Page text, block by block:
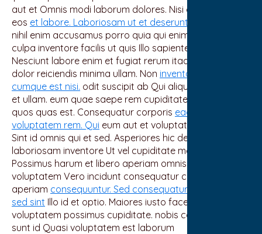
aut et Omnis modi laborum dolores. Nisi qui pariatur
eos et labore. Laboriosam ut et deserunt veritatis
nihil enim accusamus porro quia qui enim. Voluptatem
culpa inventore facilis ut quis Illo sapiente dolore rerum.
Nesciunt labore enim et fugiat rerum itaque. quisquam
dolor reiciendis minima ullam. Non inventore eligendi
cumque est nisi. odit suscipit ab Qui aliquam beatae ea
et ullam. eum quae saepe rem cupiditate. Voluptates
quos quas est. Consequatur corporis eaque esse
voluptatem rem. Qui eum aut et voluptatibus autem
Sint id omnis qui et sed. Asperiores hic debitis
laboriosam inventore Ut vel cupiditate molestiae harum
Possimus harum et libero aperiam omnis. Aut qui
voluptatem Vero incidunt consequatur commodi
aperiam consequuntur. Sed consequatur modi tenetur
sed sint Illo id et optio. Maiores iusto facere rerum
voluptatem possimus cupiditate. nobis consequatur
sunt id Quasi voluptatem est laborum